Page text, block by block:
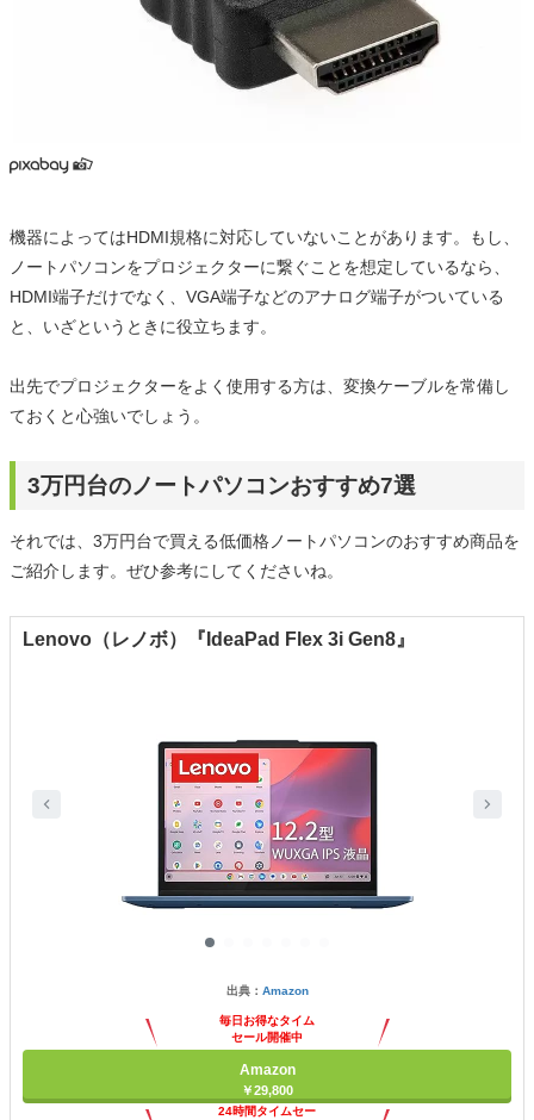
機器によってはHDMI規格に対応していないことがあります。もし、
ノートパソコンをプロジェクターに繋ぐことを想定しているなら、
HDMI端子だけでなく、VGA端子などのアナログ端子がついている
と、いざというときに役立ちます。
出先でプロジェクターをよく使用する方は、変換ケーブルを常備し
ておくと心強いでしょう。
3万円台のノートパソコンおすすめ7選
それでは、3万円台で買える低価格ノートパソコンのおすすめ商品を
ご紹介します。ぜひ参考にしてくださいね。
Lenovo（レノボ）『IdeaPad Flex 3i Gen8』
出典： Amazon
毎日お得なタイム
セール開催中
Amazon
￥29,800
24時間タイムセー